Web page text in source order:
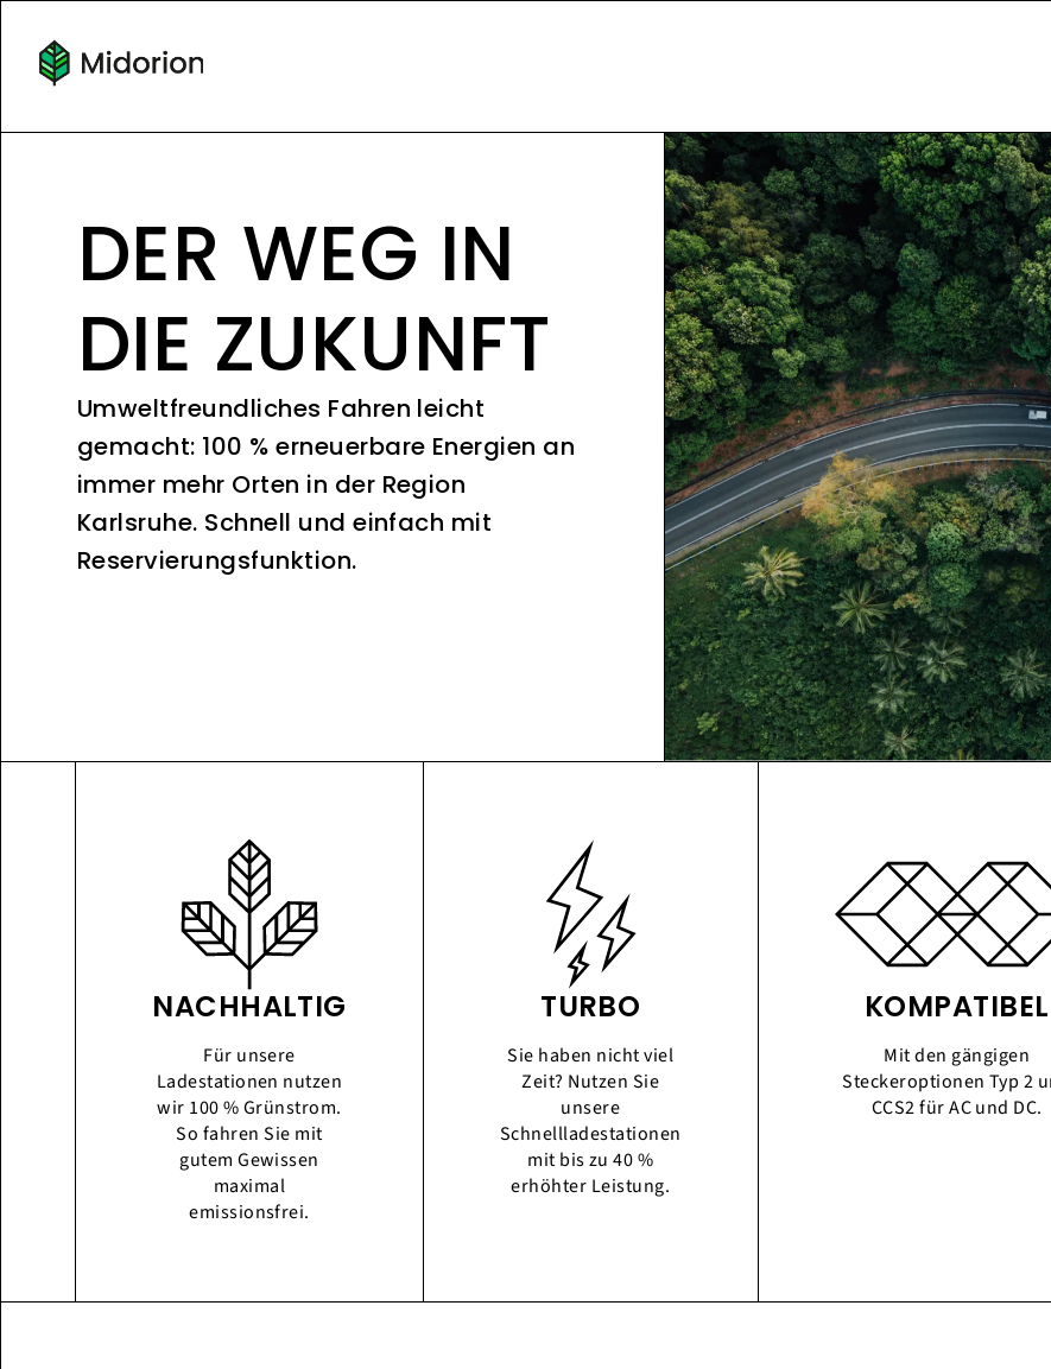
DER WEG IN
DIE ZUKUNFT
Umweltfreundliches Fahren leicht
gemacht: 100 % erneuerbare Energien an
immer mehr Orten in der Region
Karlsruhe. Schnell und einfach mit
Reservierungsfunktion.
NACHHALTIG
Für unsere
Ladestationen nutzen
wir 100 % Grünstrom.
So fahren Sie mit
gutem Gewissen
maximal
emissionsfrei.
TURBO
Sie haben nicht viel
Zeit? Nutzen Sie
unsere
Schnellladestationen
mit bis zu 40 %
erhöhter Leistung.
KOMPATIBEL
Mit den gängigen
Steckeroptionen Typ 2
CCS2 für AC und DC.